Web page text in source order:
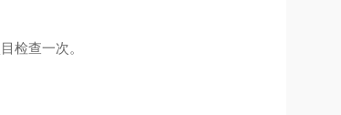
检查一次。